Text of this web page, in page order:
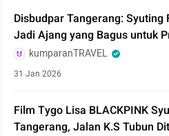
Disbudpar Tangerang: Syuting
Jadi Ajang yang Bagus untuk
kumparanTRAVEL
31 Jan 2026
Film Tygo Lisa BLACKPINK
Tangerang, Jalan K.S Tubun